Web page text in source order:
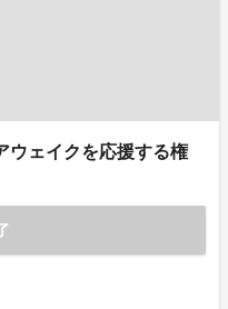
ウェイクを応援する権